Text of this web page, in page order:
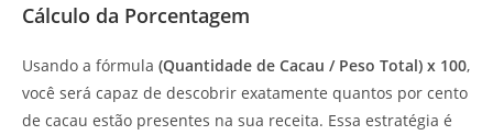
Cálculo da Porcentagem
Usando a fórmula (Quantidade de Cacau / Peso Total) x 100,
você será capaz de descobrir exatamente quantos por cento
de cacau estão presentes na sua receita. Essa estratégia é